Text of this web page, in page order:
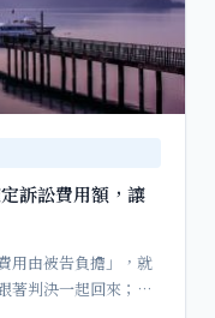
訴訟費用額，讓
用由被告負擔」，就
著判決一起回來；但